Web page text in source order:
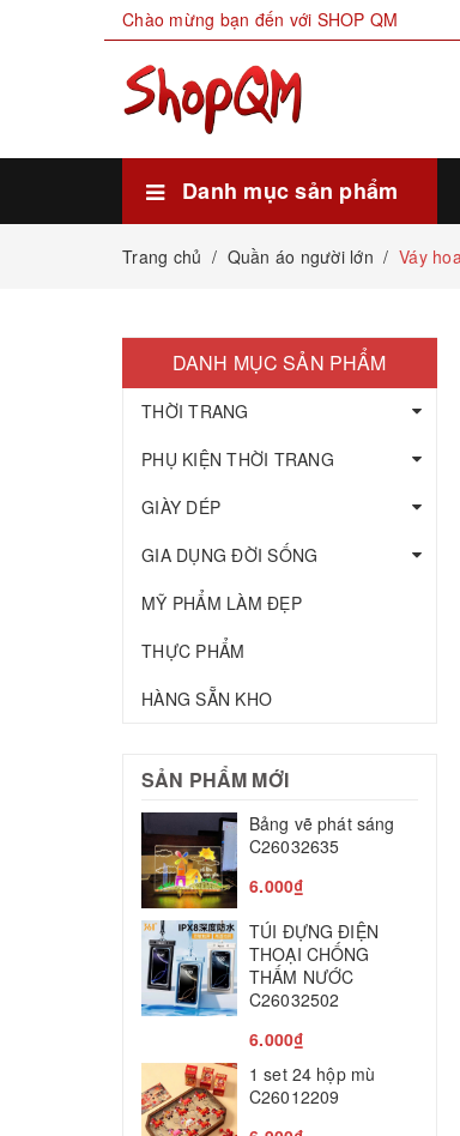
Chào mừng bạn đến với SHOP QM
Danh mục sản phẩm
Trang chủ / Quần áo người lớn / Váy
DANH MỤC SẢN PHẨM
THỜI TRANG
PHỤ KIỆN THỜI TRANG
GIÀY DÉP
GIA DỤNG ĐỜI SỐNG
MỸ PHẨM LÀM ĐẸP
THỰC PHẨM
HÀNG SẴN KHO
SẢN PHẨM MỚI
Bảng vẽ phát sáng
C26032635
6.000₫
TÚI ĐỰNG ĐIỆN
THOẠI CHỐNG
THẤM NƯỚC
C26032502
6.000₫
1 set 24 hộp mù
C26012209